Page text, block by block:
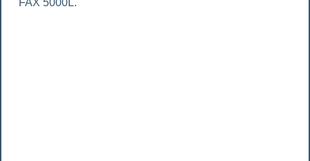
FAX 5000L.